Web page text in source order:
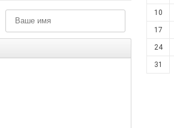
10
17
24
31